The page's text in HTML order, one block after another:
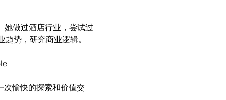
她做过酒店行业，尝试过
势，研究商业逻辑。
次愉快的探索和价值交